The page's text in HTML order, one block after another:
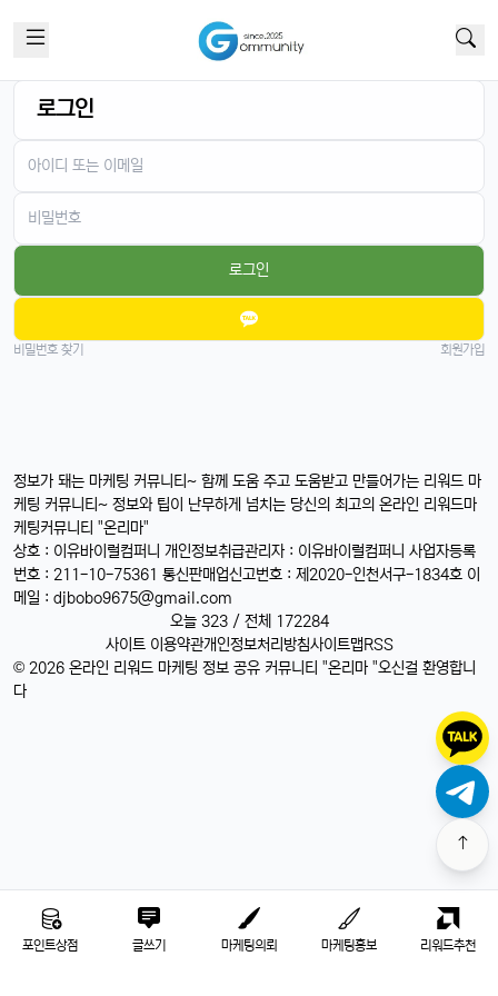
로그인
로그인
비밀번호 찾기 회원가입
정보가 돼는 마케팅 커뮤니티~ 함께 도움 주고 도움받고 만들어가는 리워드 마
케팅 커뮤니티~ 정보와 팁이 난무하게 넘치는 당신의 최고의 온라인 리워드마
케팅커뮤니티 "온리마"
상호 : 이유바이럴컴퍼니 개인정보취급관리자 : 이유바이럴컴퍼니 사업자등록
번호 : 211-10-75361 통신판매업신고번호 : 제2020-인천서구-1834호 이
메일 : djbobo9675@gmail.com
오늘 323 / 전체 172284
사이트 이용약관개인정보처리방침사이트맵RSS
© 2026 온라인 리워드 마케팅 정보 공유 커뮤니티 "온리마 "오신걸 환영합니
다
포인트상점 글쓰기 마케팅의뢰 마케팅홍보 리워드추천